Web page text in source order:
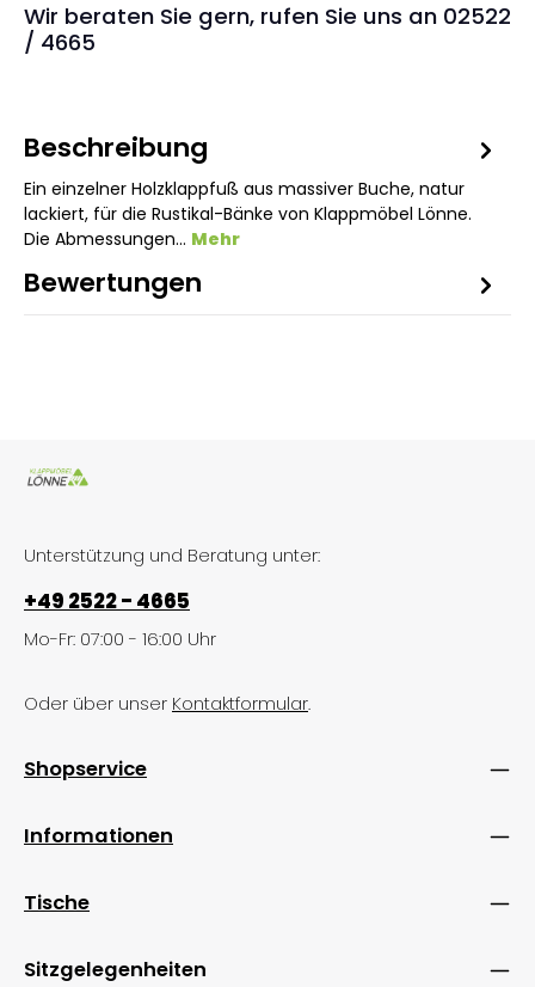
Wir beraten Sie gern, rufen Sie uns an 02522
/ 4665
Beschreibung
Ein einzelner Holzklappfuß aus massiver Buche, natur
lackiert, für die Rustikal-Bänke von Klappmöbel Lönne.
Die Abmessungen… Mehr
Bewertungen
Unterstützung und Beratung unter:
+49 2522 - 4665
Mo-Fr: 07:00 - 16:00 Uhr
Oder über unser Kontaktformular.
Shopservice
Informationen
Tische
Sitzgelegenheiten